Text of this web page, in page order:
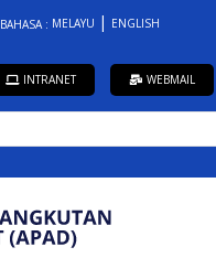
BAHASA : MELAYU ENGLISH
INTRANET WEBMAIL